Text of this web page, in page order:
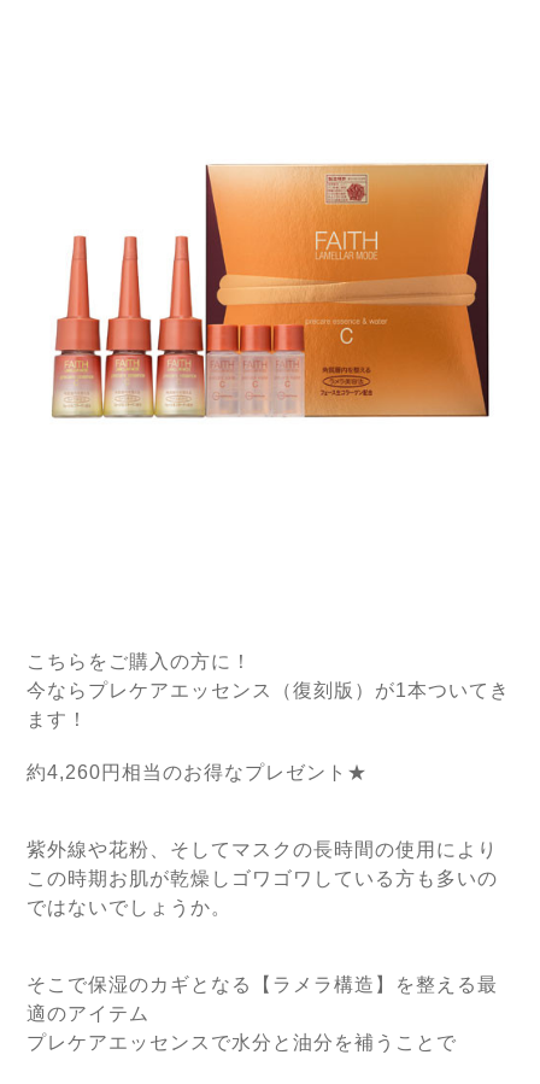
こちらをご購入の方に！
今ならプレケアエッセンス（復刻版）が1本ついてき
ます！
約4,260円相当のお得なプレゼント★
紫外線や花粉、そしてマスクの長時間の使用により
この時期お肌が乾燥しゴワゴワしている方も多いの
ではないでしょうか。
そこで保湿のカギとなる【ラメラ構造】を整える最
適のアイテム
プレケアエッセンスで水分と油分を補うことで